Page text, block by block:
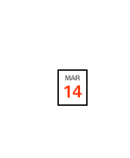
MAR
14